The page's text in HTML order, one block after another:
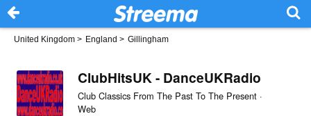
United Kingdom > England > Gillingham
ClubHitsUK - DanceUKRadio
Club Classics From The Past To The Present ·
Web